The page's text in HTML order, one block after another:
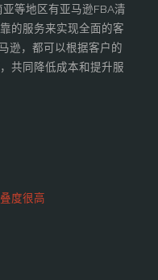
等地区有亚马逊FBA清
的服务来实现全面的客
逊，都可以根据客户的
共同降低成本和提升服
度很高